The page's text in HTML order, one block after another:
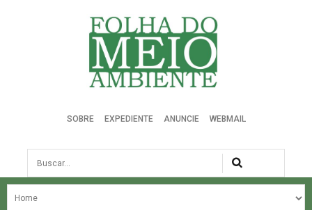
Folha do Meio Ambiente
SOBRE EXPEDIENTE ANUNCIE WEBMAIL
Busca
NOSSA HISTÓRIA